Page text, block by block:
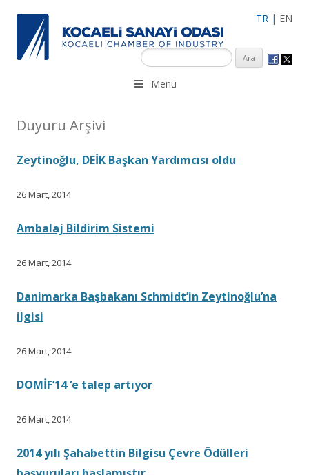
TR | EN
KSO 3500’ü aşkın sanayi kuruluşuna uzman çalışanları ile İzmit
Merkez, Çayırova, Dilovası, Gebze ve İMES OSB’deki ofisleri ile
Menü
Duyuru Arşivi
Zeytinoğlu, DEİK Başkan Yardımcısı oldu
26 Mart, 2014
Ambalaj Bildirim Sistemi
26 Mart, 2014
Danimarka Başbakanı Schmidt’in Zeytinoğlu’na
ilgisi
26 Mart, 2014
DOMİF’14 ‘e talep artıyor
26 Mart, 2014
2014 yılı Şahabettin Bilgisu Çevre Ödülleri